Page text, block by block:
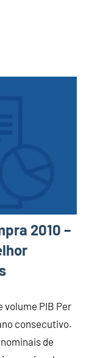
2010 –
volume PIB Per
consecutivo.
de